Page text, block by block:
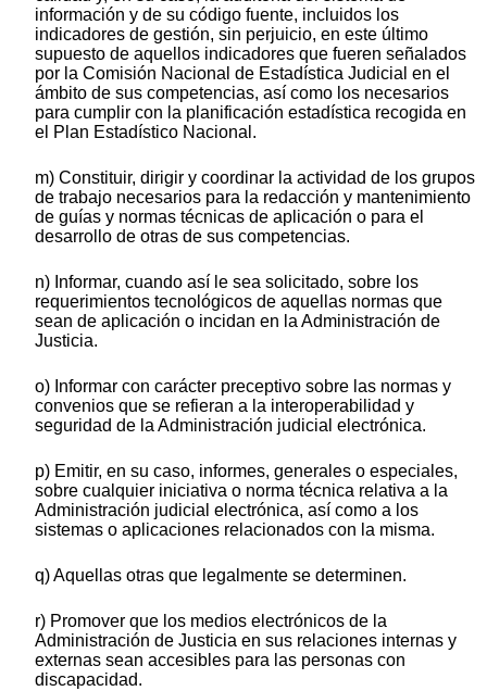
información y de su código fuente, incluidos los
indicadores de gestión, sin perjuicio, en este último
supuesto de aquellos indicadores que fueren señalados
por la Comisión Nacional de Estadística Judicial en el
ámbito de sus competencias, así como los necesarios
para cumplir con la planificación estadística recogida en
el Plan Estadístico Nacional.
m) Constituir, dirigir y coordinar la actividad de los grupos
de trabajo necesarios para la redacción y mantenimiento
de guías y normas técnicas de aplicación o para el
desarrollo de otras de sus competencias.
n) Informar, cuando así le sea solicitado, sobre los
requerimientos tecnológicos de aquellas normas que
sean de aplicación o incidan en la Administración de
Justicia.
o) Informar con carácter preceptivo sobre las normas y
convenios que se refieran a la interoperabilidad y
seguridad de la Administración judicial electrónica.
p) Emitir, en su caso, informes, generales o especiales,
sobre cualquier iniciativa o norma técnica relativa a la
Administración judicial electrónica, así como a los
sistemas o aplicaciones relacionados con la misma.
q) Aquellas otras que legalmente se determinen.
r) Promover que los medios electrónicos de la
Administración de Justicia en sus relaciones internas y
externas sean accesibles para las personas con
discapacidad.